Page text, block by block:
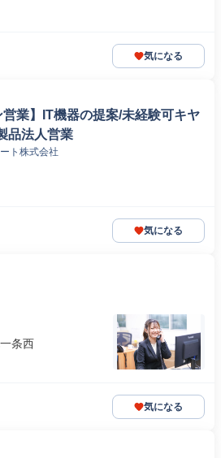
気になる
業】IT機器の提案/未経験可キヤ
品法人営業
ト株式会社
気になる
条西
気になる